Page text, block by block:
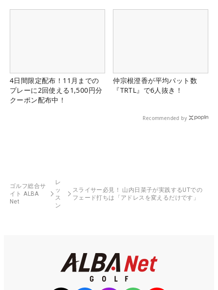
4日間限定配布！11月までの
プレーに2回使える1,500円分
クーポン配布中！
仲宗根澄香が平均パット数
『TRTL』で6人抜き！
Recommended by
ゴルフ総合サ
イト ALBA
Net
レ
ッ
ス
ン
スライサー必見！ 山内日菜子が実践するUTでの
フェード打ちは「アドレスを変えるだけです」